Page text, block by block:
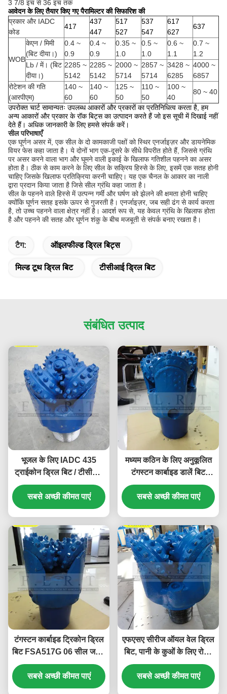
3 7/8 इंच से 36 इंच तक
आवेदन के लिए तैयार किए गए पैरामिल्टर की सिफारिश की
प्रकार और IADC
कोड
417
437
447
517
527
537
547
617
627
637
WOB
केएन / मिमी
(बिट दीया।)
0.4 ~
0.9
0.4 ~
0.9
0.35 ~
1.0
0.5 ~
1.0
0.6 ~
1.1
0.7 ~
1.2
Lb / में। (बिट
दीया।)
2285 ~
5142
2285 ~
5142
2000 ~
5714
2857 ~
5714
3428 ~
6285
4000 ~
6857
रोटेशन की गति
(आरपीएम)
140 ~
60
140 ~
60
125 ~
50
110 ~
50
100 ~
40
80 ~ 40
उपरोक्त चार्ट सामान्यतः उपलब्ध आकारों और प्रकारों का प्रतिनिधित्व करता है, हम
अन्य आकारों और प्रकार के रॉक बिट्स का उत्पादन करते हैं जो इस सूची में दिखाई नहीं
देते हैं। अधिक जानकारी के लिए हमसे संपर्क करें।
सील परिभाषाएँ
एक घूर्णन असर में, एक सील के दो कामकाजी पक्षों को स्थिर एनर्जाइज़र और डायनेमिक
वियर फेस कहा जाता है। ये दोनों भाग एक-दूसरे के सीधे विपरीत होते हैं, जिससे ग्रंथि
पर असर करने वाला भाग और घूमने वाली इकाई के खिलाफ गतिशील पहनने का असर
होता है। ठीक से काम करने के लिए सील के सक्रिय हिस्से के लिए, इसमें एक सतह होनी
चाहिए जिसके खिलाफ प्रतिक्रिया करनी चाहिए। यह एक चैनल के आकार का नाली
द्वारा प्रदान किया जाता है जिसे सील ग्रंथि कहा जाता है।
सील के पहनने वाले हिस्से में उत्पन्न गर्मी और घर्षण को झेलने की क्षमता होनी चाहिए
क्योंकि घूर्णन सतह इसके ऊपर से गुजरती है। एनर्जाइज़र, जब सही ढंग से कार्य करता
है, तो उच्च पहनने वाला क्षेत्र नहीं है। आदर्श रूप से, यह केवल ग्रंथि के खिलाफ होता
है और पहनने की सतह और घूर्णन शंकु के बीच मजबूती से संपर्क बनाए रखता है।
टैग: ऑइलफील्ड ड्रिल बिट्स
मिल्ड टूथ ड्रिल बिट टीसीआई ड्रिल बिट
संबंधित उत्पाद
भूजल के लिए IADC 435
ट्राईकोन ड्रिल बिट / टीसीआई
ट्रिकोन बिट ब्लू
सबसे अच्छी कीमत पाएं
मध्यम कठिन के लिए अनुकूलित
टंगस्टन कार्बाइड डालें बिट
शर्टलेट संरक्षण
सबसे अच्छी कीमत पाएं
टंगस्टन कार्बाइड ट्रिकोन ड्रिल
बिट FSA517G 06 सील जर्नल
असर के साथ
सबसे अच्छी कीमत पाएं
एफएसए सीरीज ऑयल वेल ड्रिल
बिट, पानी के कुओं के लिए रोलर
कोन ड्रिल बिट
सबसे अच्छी कीमत पाएं